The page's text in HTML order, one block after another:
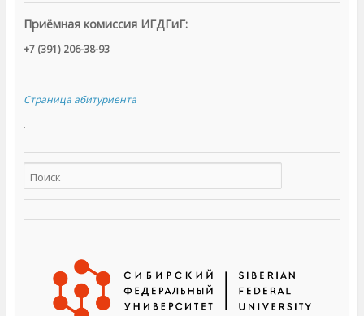
Приёмная комиссия ИГДГиГ:
+7 (391) 206-38-93
Страница абитуриента
.